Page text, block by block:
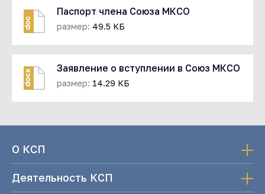
doc
Паспорт члена Союза МКСО
размер: 49.5 КБ
docx
Заявление о вступлении в Союз МКСО
размер: 14.29 КБ
О КСП
Деятельность КСП